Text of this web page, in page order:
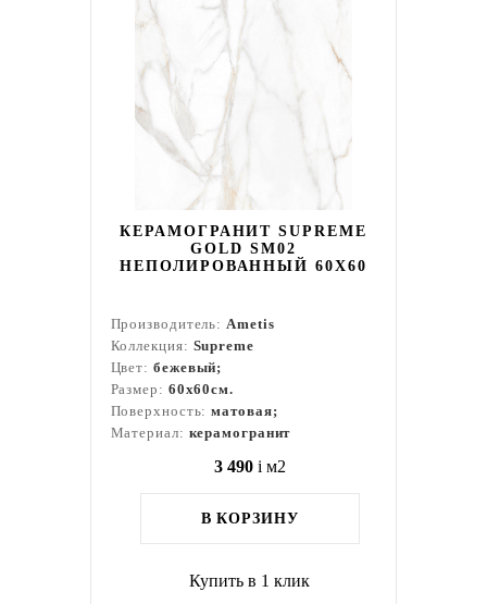
КЕРАМОГРАНИТ SUPREME
GOLD SM02
НЕПОЛИРОВАННЫЙ 60X60
Производитель:Ametis
Коллекция: Supreme
Цвет: бежевый;
Размер: 60x60см.
Поверхность:матовая;
Материал: керамогранит
3 490 i м2
В КОРЗИНУ
Купить в 1 клик